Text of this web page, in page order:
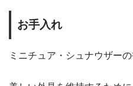
お手入れ
ミニチュア・シュナウザー